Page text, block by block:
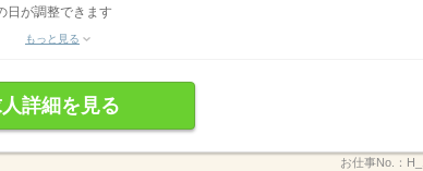
日が調整できます
もっと見る
詳細を見る
お仕事No.：